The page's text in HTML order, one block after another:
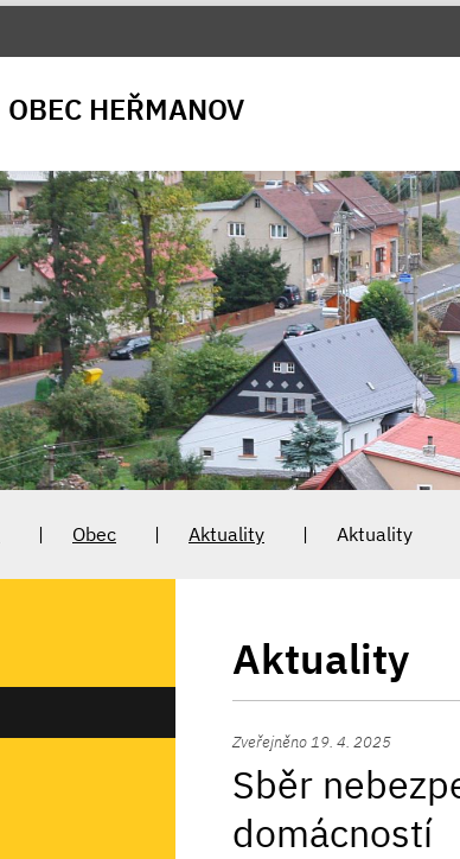
OBEC HEŘMANOV
Obec Aktuality Aktuality
Aktuality
Zveřejněno 19. 4. 2025
Sběr
domácností